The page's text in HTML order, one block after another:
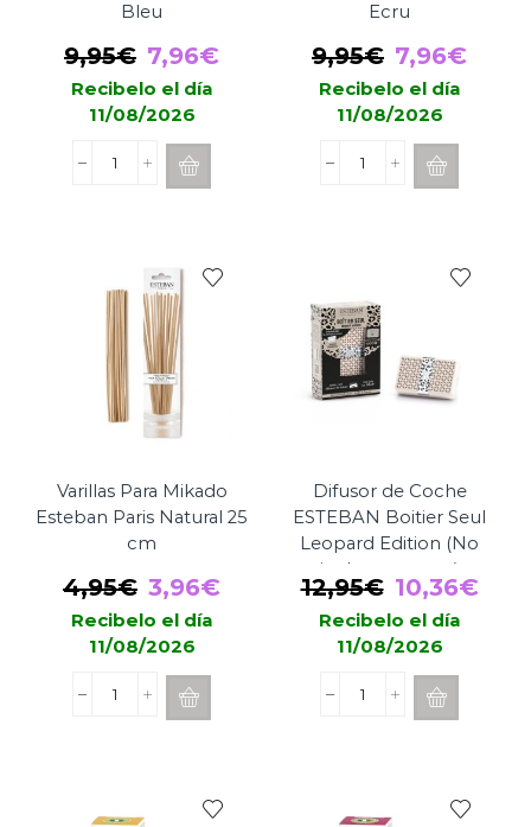
Bleu
9,95€ El
precio
original
era:
9,95€.
7,96€El
Recibelo el día
11/08/2026
Sachet
Perfumado
Bleu
cantidad
Ecru
9,95€ El
precio
original
era:
9,95€.
7,96€El
Recibelo el día
11/08/2026
Sachet
Perfumado
Ecru
cantidad
Varillas Para Mikado
Esteban Paris Natural 25
cm
4,95€ El
precio
original
era:
4,95€.
3,96€El
Recibelo el día
11/08/2026
Varillas
Natural
Difusor de Coche
ESTEBAN Boitier Seul
Leopard Edition (No
incluye recarga)
12,95€ El
precio
original
era:
12,95€.
10,36€El
Recibelo el día
11/08/2026
Difusor
Seul